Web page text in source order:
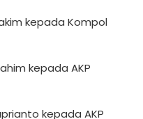
kepada Kompol
kepada AKP
kepada AKP